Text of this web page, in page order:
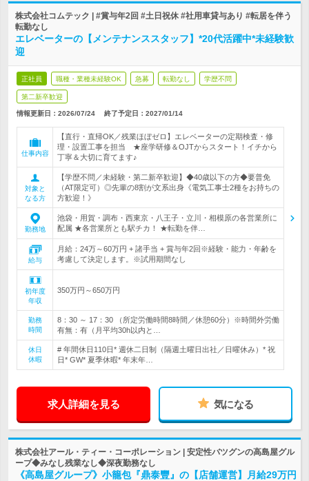
株式会社コムテック | #賞与年2回 #土日祝休 #社用車貸与あり #転居を伴う
転勤なし
エレベーターの【メンテナンススタッフ】*20代活躍中*未経験歓
迎
正社員 職種・業種未経験OK 急募 転勤なし 学歴不問
第二新卒歓迎
情報更新日：2026/07/24 終了予定日： 2027/01/14
仕事内容
【直行・直帰OK／残業ほぼゼロ】エレベーターの定期検査・修
理・設置工事を担当 ★座学研修＆OJTからスタート！イチから
丁寧＆大切に育てます♪
対象と
なる方
【学歴不問／未経験・第二新卒歓迎】◆40歳以下の方◆要普免
（AT限定可）◎先輩の8割が文系出身《電気工事士2種をお持ちの
方歓迎！》
勤務地
池袋・用賀・調布・西東京・八王子・立川・相模原の各営業所に
配属 ★各営業所とも駅チカ！ ★転勤を伴…
給与
月給：24万～60万円 + 諸手当 + 賞与年2回※経験・能力・年齢を
考慮して決定します。※試用期間なし
初年度
年収
350万円～650万円
勤務
時間
8：30 ～ 17：30 （所定労働時間8時間／休憩60分）※時間外労働
有無：有（月平均30h以内と…
休日
休暇
# 年間休日110日* 週休二日制（隔週土曜日出社／日曜休み）* 祝
日* GW* 夏季休暇* 年末年…
求人詳細を見る 気になる
株式会社アール・ティー・コーポレーション | 安定性バツグンの高島屋グル
ープ◆みなし残業なし◆深夜勤務なし
《高島屋グループ》小籠包『鼎泰豐』の【店舗運営】月給29万円